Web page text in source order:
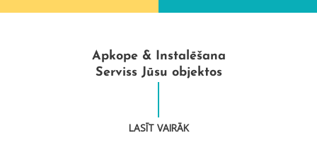
Apkope & Instalēšana
Serviss Jūsu objektos
LASĪT VAIRĀK